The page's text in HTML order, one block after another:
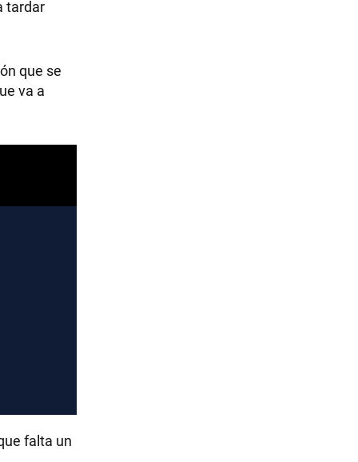
tardar
que se
va a
falta un